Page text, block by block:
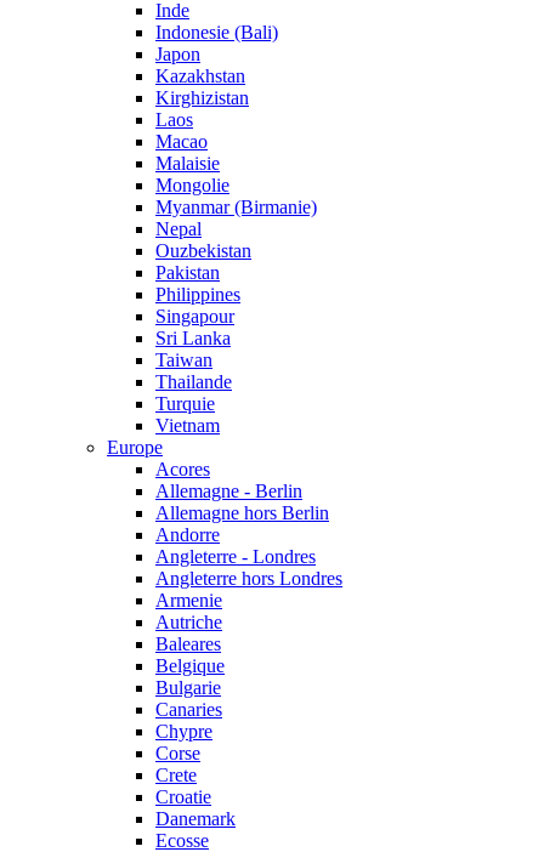
Inde
Indonesie (Bali)
Japon
Kazakhstan
Kirghizistan
Laos
Macao
Malaisie
Mongolie
Myanmar (Birmanie)
Nepal
Ouzbekistan
Pakistan
Philippines
Singapour
Sri Lanka
Taiwan
Thailande
Turquie
Vietnam
Europe
Acores
Allemagne - Berlin
Allemagne hors Berlin
Andorre
Angleterre - Londres
Angleterre hors Londres
Armenie
Autriche
Baleares
Belgique
Bulgarie
Canaries
Chypre
Corse
Crete
Croatie
Danemark
Ecosse